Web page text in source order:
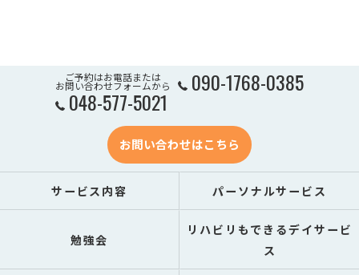
ご予約はお電話または
お問い合わせフォームから
048-577-5021
090-1768-0385
お問い合わせはこちら
サービス内容 パーソナルサービス
勉強会
リハビリもできるデイサービ
ス